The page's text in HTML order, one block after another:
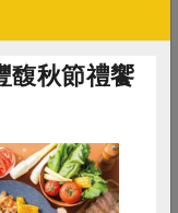
活講師
馥秋節禮饗